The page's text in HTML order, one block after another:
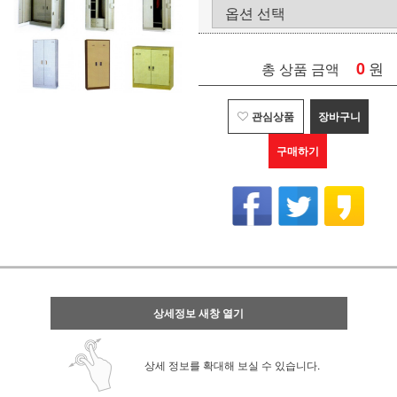
총 상품 금액 0 원
관심상품 장바구니
구매하기
상세정보 새창 열기
상세 정보를 확대해 보실 수 있습니다.